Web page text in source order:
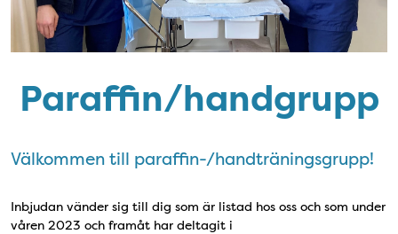
Paraffin/handgrupp
Välkommen till paraffin-/handträningsgrupp!
Inbjudan vänder sig till dig som är listad hos oss och som under
våren 2023 och framåt har deltagit i